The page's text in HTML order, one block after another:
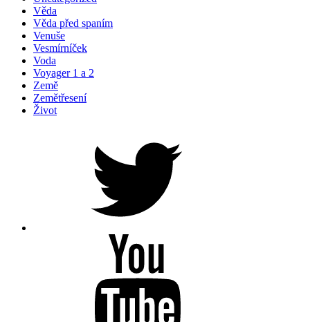
Věda
Věda před spaním
Venuše
Vesmírníček
Voda
Voyager 1 a 2
Země
Zemětřesení
Život